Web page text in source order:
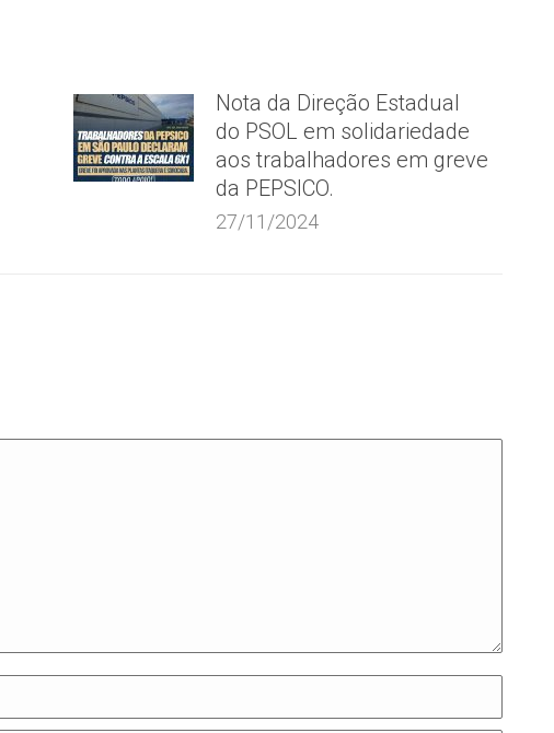
Nota da Direção Estadual
do PSOL em solidariedade
aos trabalhadores em greve
da PEPSICO.
27/11/2024